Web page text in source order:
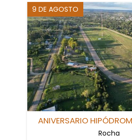
9 DE AGOSTO
ANIVERSARIO
Rocha